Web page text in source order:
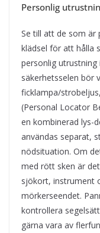
Personlig
Se till att de som är
klädsel för att hålla
personlig
säkerhetsselen bör
ficklampa/
(Personal Locator
en kombinerad lys-
användas separat,
nödsituation. Om
med rött sken är
sjökort, instrument
mörkerseendet.
kontrollera
gärna vara av